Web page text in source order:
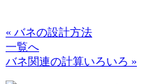
« バネの設計方法
一覧へ
バネ関連の計算いろいろ »